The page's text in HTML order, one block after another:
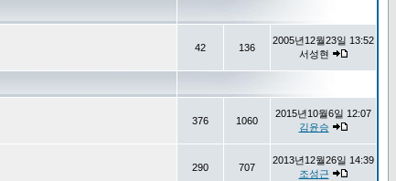
42 136
2005년12월23일 13:52
서성현
376 1060
2015년10월6일 12:07
김윤승
290 707
2013년12월26일 14:39
조성근